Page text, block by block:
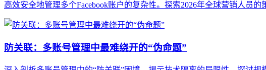
高效安全地管理多个Facebook账户的复杂性。探索2026年全球营销人员的
防关联：多账号管理中最难绕开的“伪命题”